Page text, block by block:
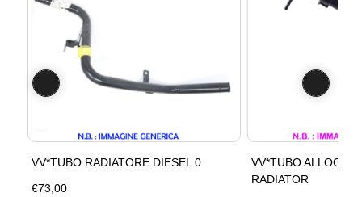
VV*TUBO RADIATORE DIESEL 0
€73,00
VV*TUBO
RADIATOR